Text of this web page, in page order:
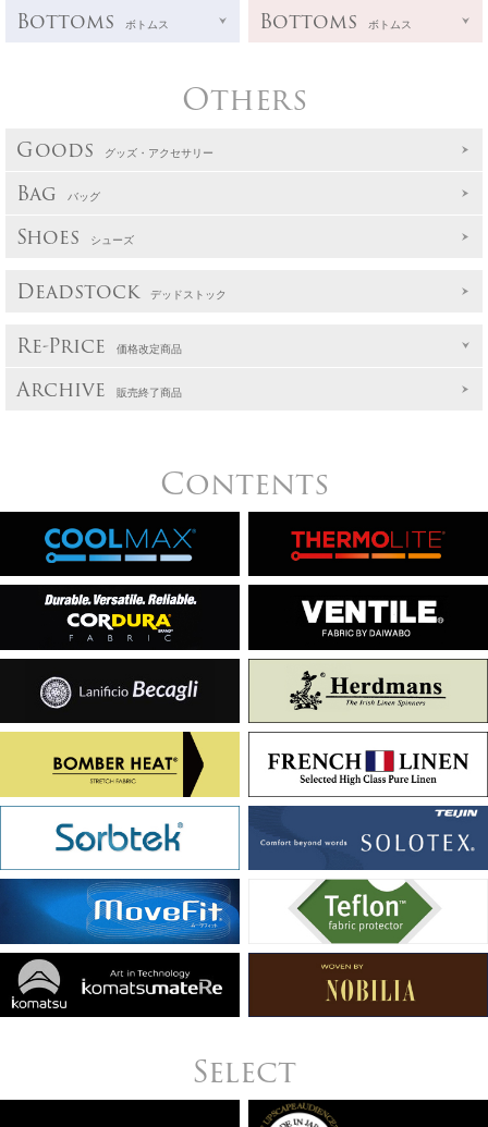
Bottoms ボトムス Bottoms ボトムス
Others
Goods グッズ・アクセサリー
Bag バッグ
Shoes シューズ
Deadstock デッドストック
Re-Price 価格改定商品
Archive 販売終了商品
Contents
Select